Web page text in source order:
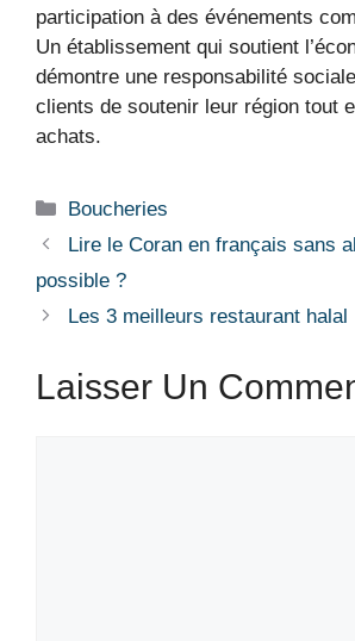
participation à des événements
Un établissement qui soutient
démontre une responsabilité
clients de soutenir leur région tout
achats.
Boucheries
Lire le Coran en français sans
possible ?
Les 3 meilleurs restaurant halal
Laisser Un